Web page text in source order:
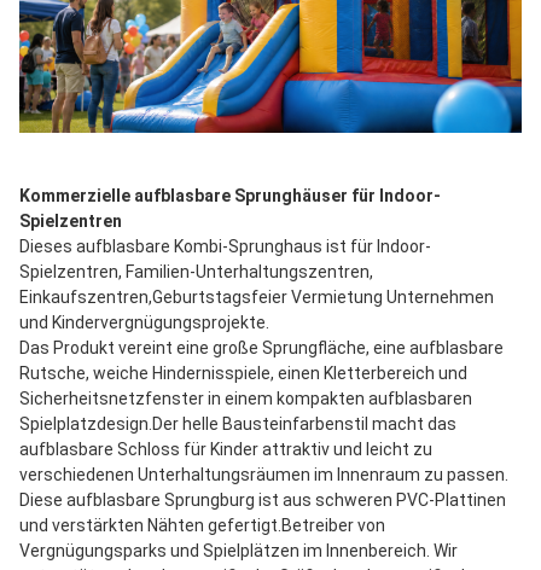
Kommerzielle aufblasbare Sprunghäuser für Indoor-
Spielzentren
Dieses aufblasbare Kombi-Sprunghaus ist für Indoor-
Spielzentren, Familien-Unterhaltungszentren,
Einkaufszentren,Geburtstagsfeier Vermietung Unternehmen
und Kindervergnügungsprojekte.
Das Produkt vereint eine große Sprungfläche, eine aufblasbare
Rutsche, weiche Hindernisspiele, einen Kletterbereich und
Sicherheitsnetzfenster in einem kompakten aufblasbaren
Spielplatzdesign.Der helle Bausteinfarbenstil macht das
aufblasbare Schloss für Kinder attraktiv und leicht zu
verschiedenen Unterhaltungsräumen im Innenraum zu passen.
Diese aufblasbare Sprungburg ist aus schweren PVC-Plattinen
und verstärkten Nähten gefertigt.Betreiber von
Vergnügungsparks und Spielplätzen im Innenbereich. Wir